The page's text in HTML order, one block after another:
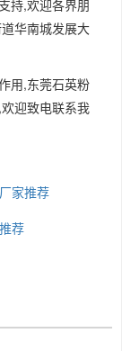
持,欢迎各界朋
华南城发展大
用,东莞石英粉
迎致电联系我
家推荐
荐